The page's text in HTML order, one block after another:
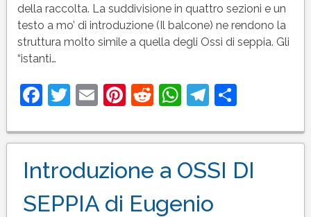
di
Eugenio
Montale
della raccolta. La suddivisione in quattro sezioni e un
testo a mo’ di introduzione (Il balcone) ne rendono la
struttura molto simile a quella degli Ossi di seppia. Gli
“istanti…
Facebook
Twitter
EmailPinterest
Reddit
WhatsApp
Telegram
Introduzione a OSSI DI
SEPPIA di Eugenio